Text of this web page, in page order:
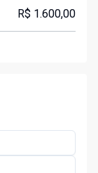
R$ 1.600,00